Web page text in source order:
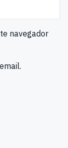
navegador